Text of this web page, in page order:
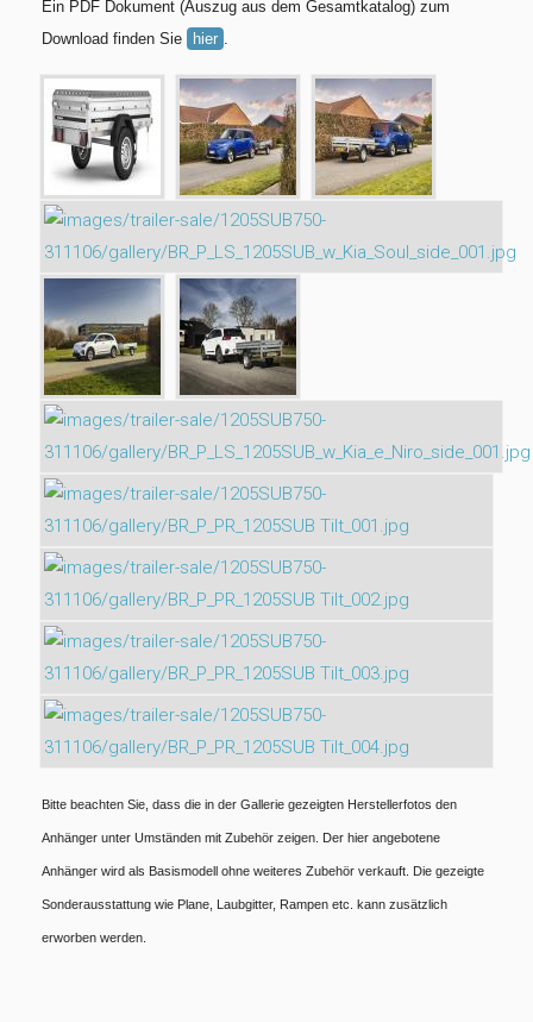
Ein PDF Dokument (Auszug aus dem Gesamtkatalog) zum
Download finden Sie
hier .
Bitte beachten Sie, dass die in der Gallerie gezeigten Herstellerfotos den
Anhänger unter Umständen mit Zubehör zeigen. Der hier angebotene
Anhänger wird als Basismodell ohne weiteres Zubehör verkauft. Die gezeigte
Sonderausstattung wie Plane, Laubgitter, Rampen etc. kann zusätzlich
erworben werden.